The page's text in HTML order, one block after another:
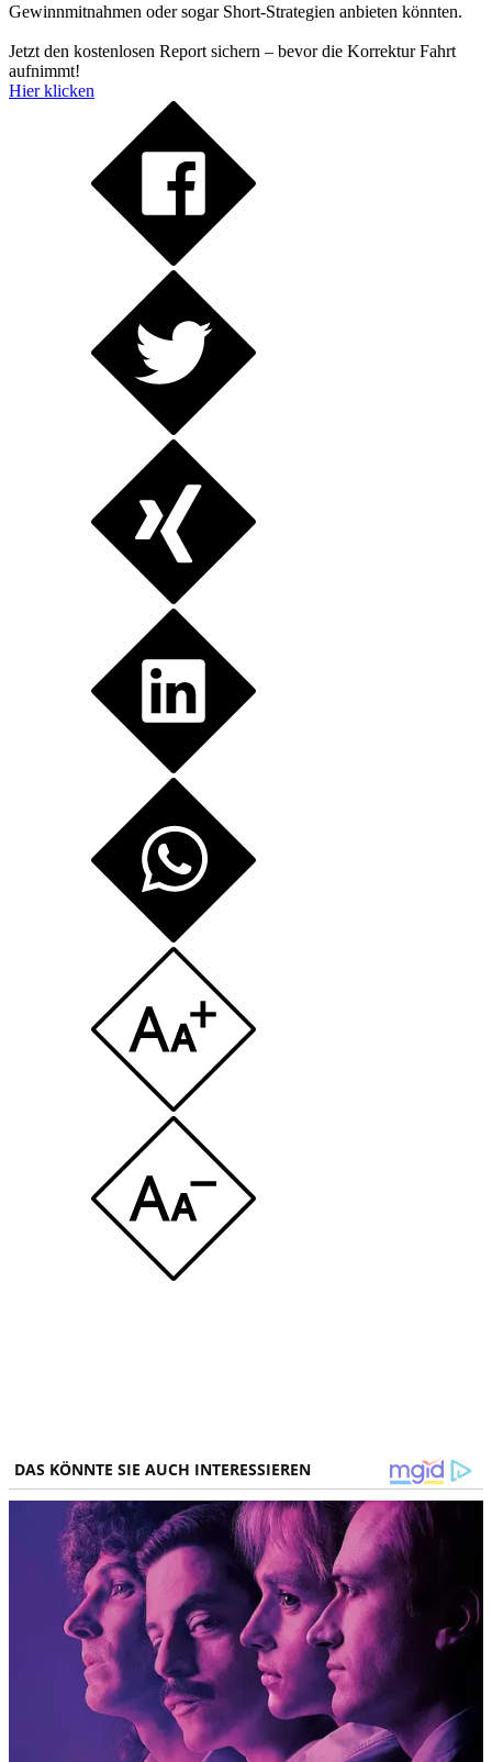
Gewinnmitnahmen oder sogar Short-Strategien anbieten könnten.
Jetzt den kostenlosen Report sichern – bevor die Korrektur Fahrt
aufnimmt!
Hier klicken